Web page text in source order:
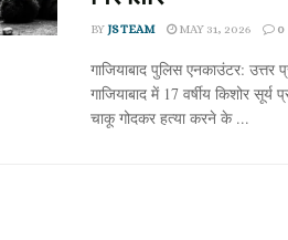
BY JS TEAM MAY 31, 2026 0
गाजियाबाद पुलिस एनकाउंटर: उत्तर
गाजियाबाद में 17 वर्षीय किशोर सूर्य
चाकू गोदकर हत्या करने के ...